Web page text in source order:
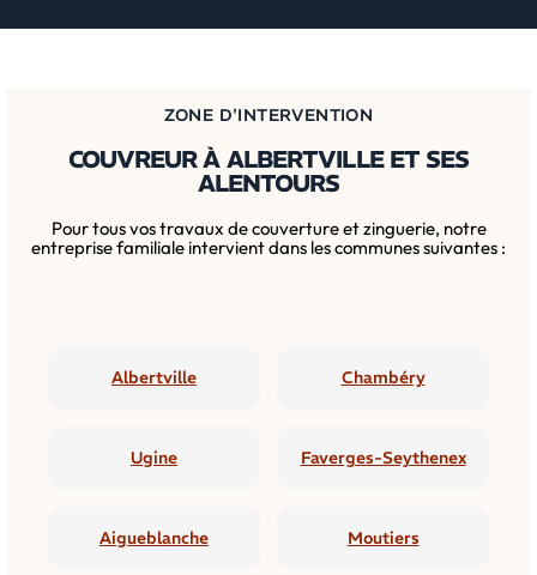
ZONE D'INTERVENTION
COUVREUR À ALBERTVILLE ET SES
ALENTOURS
Pour tous vos travaux de couverture et zinguerie, notre
entreprise familiale intervient dans les communes suivantes :
Albertville Chambéry
Ugine Faverges-Seythenex
Aigueblanche Moutiers